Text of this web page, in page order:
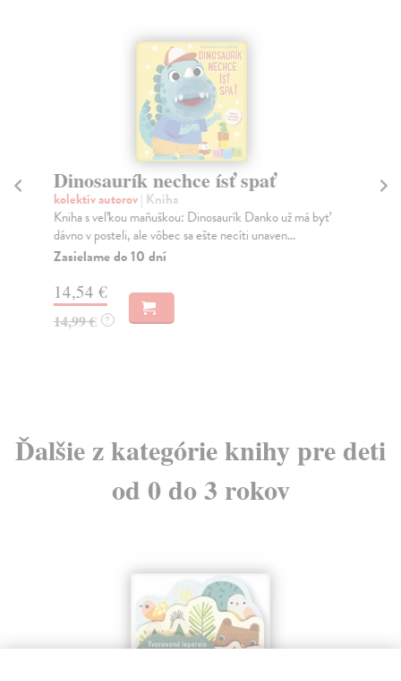
Dinosaurík nechce ísť spať
kolektív autorov| Kniha
Kniha s veľkou maňuškou: Dinosaurík Danko už má byť
dávno v posteli, ale vôbec sa ešte necíti unaven...
Zasielame do 10 dní
14,54 €
14,99 € ?
Ďalšie z kategórie knihy pre deti
od 0 do 3 rokov